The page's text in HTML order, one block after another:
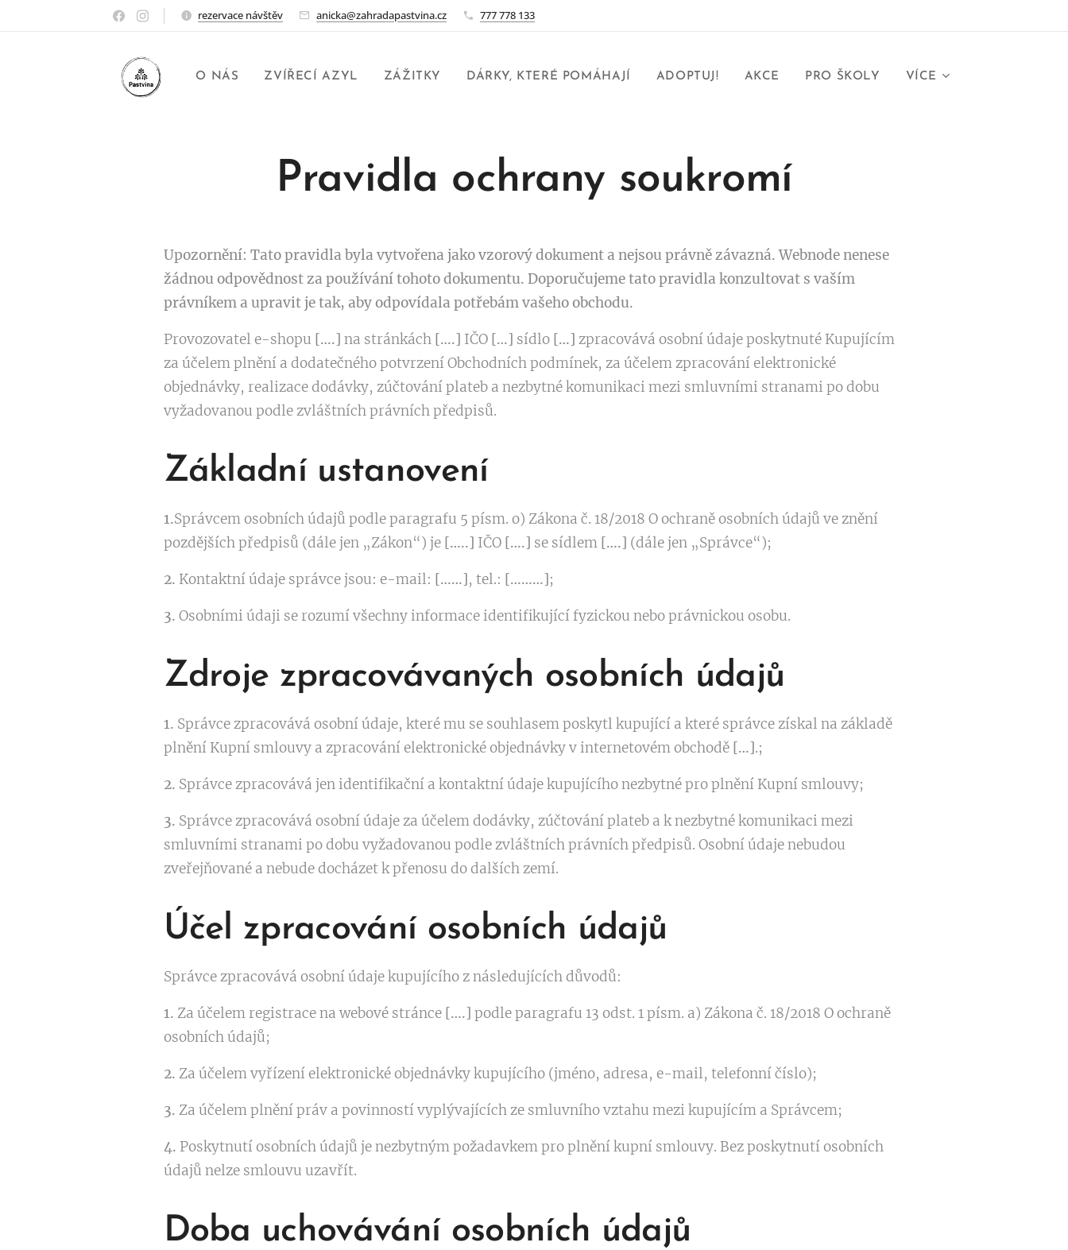
rezervace návštěv anicka@zahradapastvina.cz 777 778 133
O NÁS ZVÍŘECÍ AZYL ZÁŽITKY DÁRKY, KTERÉ POMÁHAJÍ ADOPTUJ! AKCE PRO ŠKOLY VÍCE
Pravidla ochrany soukromí
Upozornění: Tato pravidla byla vytvořena jako vzorový dokument a nejsou právně závazná. Webnode nenese
žádnou odpovědnost za používání tohoto dokumentu. Doporučujeme tato pravidla konzultovat s vaším
právníkem a upravit je tak, aby odpovídala potřebám vašeho obchodu.
Provozovatel e-shopu [….] na stránkách [….] IČO […] sídlo […] zpracovává osobní údaje poskytnuté Kupujícím
za účelem plnění a dodatečného potvrzení Obchodních podmínek, za účelem zpracování elektronické
objednávky, realizace dodávky, zúčtování plateb a nezbytné komunikaci mezi smluvními stranami po dobu
vyžadovanou podle zvláštních právních předpisů.
Základní ustanovení
1.Správcem osobních údajů podle paragrafu 5 písm. o) Zákona č. 18/2018 O ochraně osobních údajů ve znění
pozdějších předpisů (dále jen „Zákon“) je […..] IČO [….] se sídlem [….] (dále jen „Správce“);
2. Kontaktní údaje správce jsou: e-mail: [……], tel.: [………];
3. Osobními údaji se rozumí všechny informace identifikující fyzickou nebo právnickou osobu.
Zdroje zpracovávaných osobních údajů
1. Správce zpracovává osobní údaje, které mu se souhlasem poskytl kupující a které správce získal na základě
plnění Kupní smlouvy a zpracování elektronické objednávky v internetovém obchodě […].;
2. Správce zpracovává jen identifikační a kontaktní údaje kupujícího nezbytné pro plnění Kupní smlouvy;
3. Správce zpracovává osobní údaje za účelem dodávky, zúčtování plateb a k nezbytné komunikaci mezi
smluvními stranami po dobu vyžadovanou podle zvláštních právních předpisů. Osobní údaje nebudou
zveřejňované a nebude docházet k přenosu do dalších zemí.
Účel zpracování osobních údajů
Správce zpracovává osobní údaje kupujícího z následujících důvodů:
1. Za účelem registrace na webové stránce [….] podle paragrafu 13 odst. 1 písm. a) Zákona č. 18/2018 O ochraně
osobních údajů;
2. Za účelem vyřízení elektronické objednávky kupujícího (jméno, adresa, e-mail, telefonní číslo);
3. Za účelem plnění práv a povinností vyplývajících ze smluvního vztahu mezi kupujícím a Správcem;
4. Poskytnutí osobních údajů je nezbytným požadavkem pro plnění kupní smlouvy. Bez poskytnutí osobních
údajů nelze smlouvu uzavřít.
Doba uchovávání osobních údajů